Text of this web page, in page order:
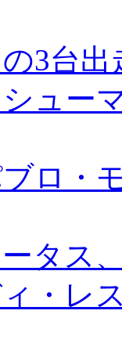
3台
シュー
ブロ・
タス
ィ・レ